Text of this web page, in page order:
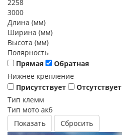
2258
3000
Длина (мм)
Ширина (мм)
Высота (мм)
Полярность
Прямая
Обратная
Нижнее крепление
Присутствует
Отсутствует
Тип клемм
Тип мото акб
Сбросить